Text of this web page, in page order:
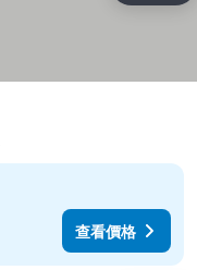
查看價格